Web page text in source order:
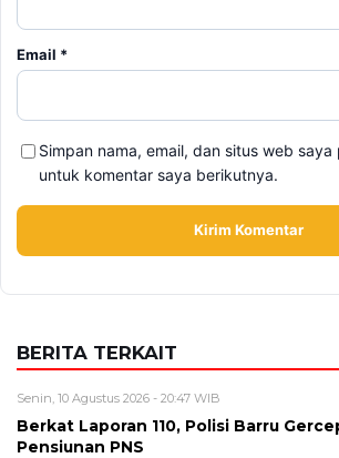
Pensiunan PNS
Nipah Mall Makassar Terbakar,
Senin, 10 Agustus 2026 - 10:00 WIB
Daftar Promo Spesial Kemerdekaan